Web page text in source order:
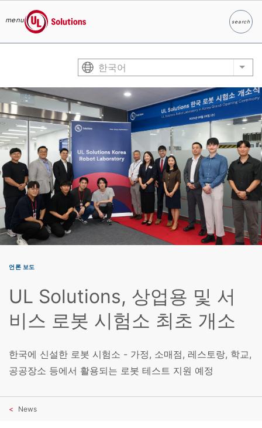
menu
UL Solutions
search
찾다
한국어 List
언론 보도
UL Solutions, 상업용 및 서
비스 로봇 시험소 최초 개소
한국에 신설한 로봇 시험소 - 가정, 소매점, 레스토랑, 학교,
공공장소 등에서 활용되는 로봇 테스트 지원 예정
News